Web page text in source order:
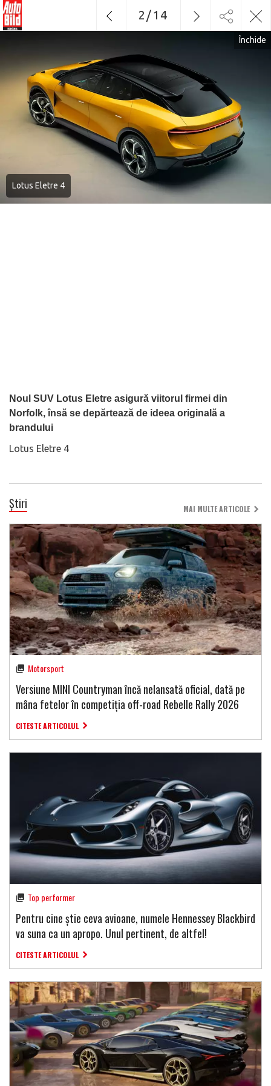
Lotus Eletre 4
Noul SUV Lotus Eletre asigură viitorul firmei din
Norfolk, însă se depărtează de ideea originală a
brandului
Lotus Eletre 4
Închide
2 /14
Știri MAI MULTE ARTICOLE
Motorsport
Versiune MINI Countryman încă nelansată oficial, dată pe
mâna fetelor în competiția off-road Rebelle Rally 2026
CITESTE ARTICOLUL
Top performer
Pentru cine știe ceva avioane, numele Hennessey Blackbird
va suna ca un apropo. Unul pertinent, de altfel!
CITESTE ARTICOLUL